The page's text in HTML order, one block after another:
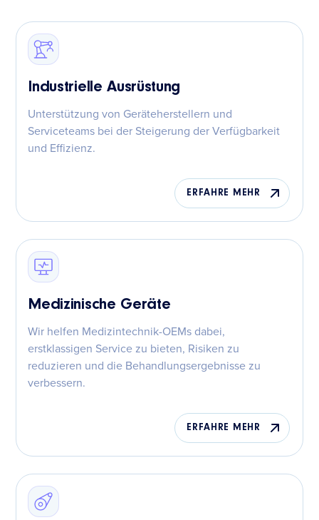
Industrielle Ausrüstung
Unterstützung von Geräteherstellern und
Serviceteams bei der Steigerung der Verfügbarkeit
und Effizienz.
ERFAHRE MEHR
Medizinische Geräte
Wir helfen Medizintechnik-OEMs dabei,
erstklassigen Service zu bieten, Risiken zu
reduzieren und die Behandlungsergebnisse zu
verbessern.
ERFAHRE MEHR